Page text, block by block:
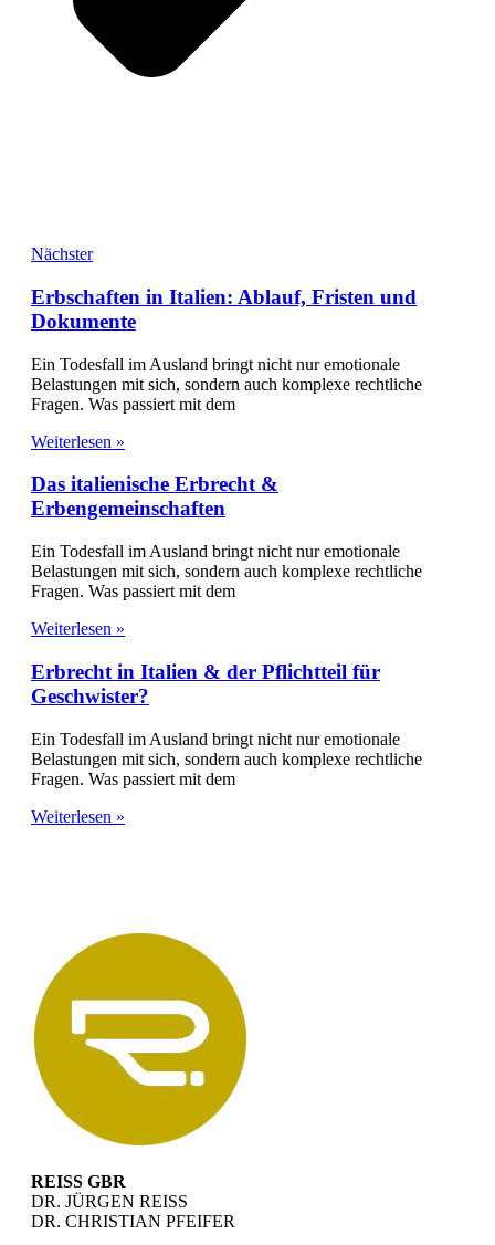
Nächster
Erbschaften in Italien: Ablauf, Fristen und
Dokumente
Ein Todesfall im Ausland bringt nicht nur emotionale
Belastungen mit sich, sondern auch komplexe rechtliche
Fragen. Was passiert mit dem
Weiterlesen »
Das italienische Erbrecht &
Erbengemeinschaften
Ein Todesfall im Ausland bringt nicht nur emotionale
Belastungen mit sich, sondern auch komplexe rechtliche
Fragen. Was passiert mit dem
Weiterlesen »
Erbrecht in Italien & der Pflichtteil für
Geschwister?
Ein Todesfall im Ausland bringt nicht nur emotionale
Belastungen mit sich, sondern auch komplexe rechtliche
Fragen. Was passiert mit dem
Weiterlesen »
REISS GBR
DR. JÜRGEN REISS
DR. CHRISTIAN PFEIFER